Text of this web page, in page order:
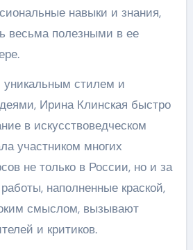
навыки и знания,
весьма полезными в ее
стилем и
Ирина Клинская быстро
в искусствоведческом
участником многих
не только в России, но и за
наполненные краской,
смыслом, вызывают
и критиков.